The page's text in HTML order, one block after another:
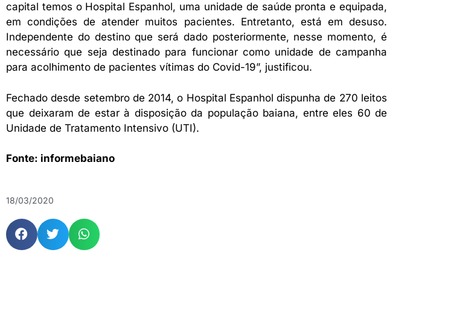
capital temos o Hospital Espanhol, uma unidade de saúde pronta e equipada,
em condições de atender muitos pacientes. Entretanto, está em desuso.
Independente do destino que será dado posteriormente, nesse momento, é
necessário que seja destinado para funcionar como unidade de campanha
para acolhimento de pacientes vítimas do Covid-19”, justificou.
Fechado desde setembro de 2014, o Hospital Espanhol dispunha de 270 leitos
que deixaram de estar à disposição da população baiana, entre eles 60 de
Unidade de Tratamento Intensivo (UTI).
Fonte: informebaiano
18/03/2020